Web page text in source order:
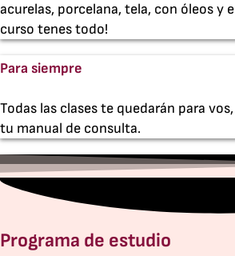
acurelas, porcelana, tela, con óleos y
curso tenes todo!
Para siempre
Todas las clases te quedarán para
tu manual de consulta.
Programa de estudio